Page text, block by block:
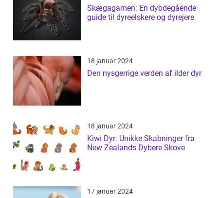
Skægagamen: En dybdegående
guide til dyreelskere og dyrejere
18 januar 2024
Den nysgerrige verden af ilder dyr
18 januar 2024
Kiwi Dyr: Unikke Skabninger fra
New Zealands Dybere Skove
17 januar 2024